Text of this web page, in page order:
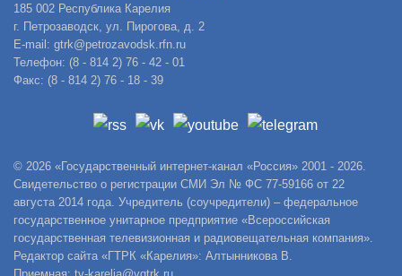
185 002 Республика Карелия
г. Петрозаводск, ул. Пирогова, д. 2
E-mail: gtrk@petrozavodsk.rfn.ru
Телефон: (8 - 814 2) 76 - 42 - 01
Факс: (8 - 814 2) 76 - 18 - 39
© 2026 «Государственный интернет-канал «Россия» 2001 - 2026.
Свидетельство о регистрации СМИ Эл № ФС 77-59166 от 22
августа 2014 года. Учредитель (соучредители) – федеральное
государственное унитарное предприятие «Всероссийская
государственная телевизионная и радиовещательная компания».
Редактор сайта «ГТРК «Карелия»: Алтынникова В.